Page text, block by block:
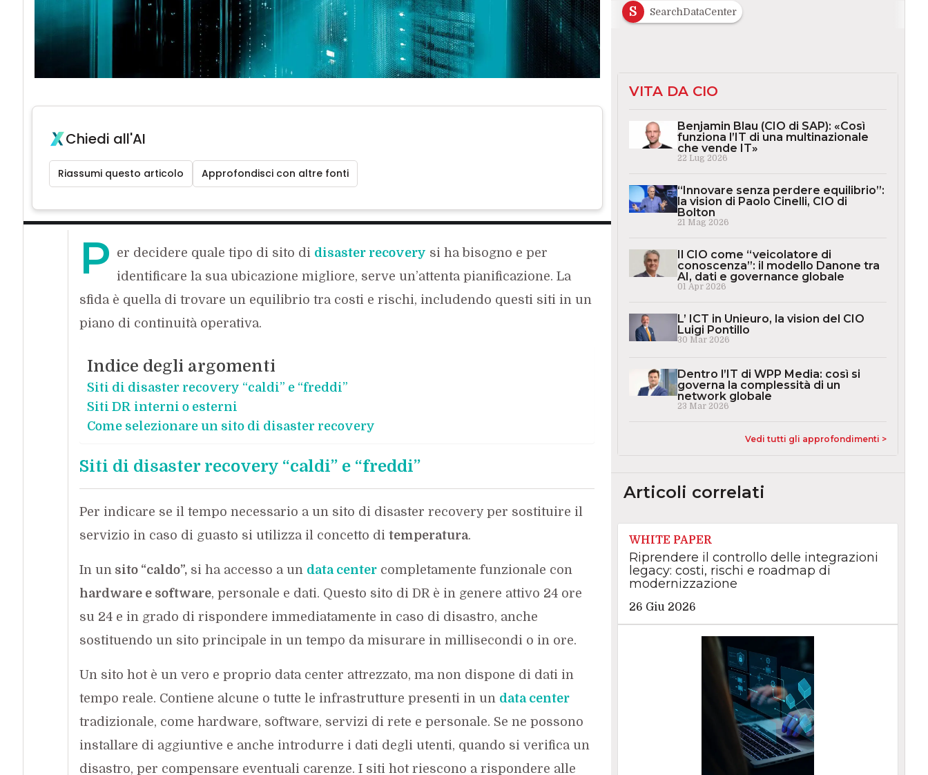
Chiedi all'AI
Riassumi questo articolo Approfondisci con altre fonti
P er decidere quale tipo di sito di disaster recovery si ha bisogno e per
identificare la sua ubicazione migliore, serve un’attenta pianificazione. La
sfida è quella di trovare un equilibrio tra costi e rischi, includendo questi siti in un
piano di continuità operativa.
Indice degli argomenti
Siti di disaster recovery “caldi” e “freddi”
Siti DR interni o esterni
Come selezionare un sito di disaster recovery
Siti di disaster recovery “caldi” e “freddi”
Per indicare se il tempo necessario a un sito di disaster recovery per sostituire il
servizio in caso di guasto si utilizza il concetto di temperatura.
In un sito “caldo”,si ha accesso a un data centercompletamente funzionale con
hardware e software, personale e dati. Questo sito di DR è in genere attivo 24 ore
su 24 e in grado di rispondere immediatamente in caso di disastro, anche
sostituendo un sito principale in un tempo da misurare in millisecondi o in ore.
Un sito hot è un vero e proprio data center attrezzato, ma non dispone di dati in
tempo reale. Contiene alcune o tutte le infrastrutture presenti in un data center
tradizionale, come hardware, software, servizi di rete e personale. Se ne possono
installare di aggiuntive e anche introdurre i dati degli utenti, quando si verifica un
disastro, per compensare eventuali carenze. I siti hot riescono a rispondere alle
S
SearchDataCenter
VITA DA CIO
Benjamin Blau (CIO di SAP): «Così
funziona l’IT di una multinazionale
che vende IT»
22 Lug 2026
“Innovare senza perdere equilibrio”:
la vision di Paolo Cinelli, CIO di
Bolton
21 Mag 2026
Il CIO come “veicolatore di
conoscenza”: il modello Danone tra
AI, dati e governance globale
01 Apr 2026
L’ ICT in Unieuro, la vision del CIO
Luigi Pontillo
30 Mar 2026
Dentro l’IT di WPP Media: così si
governa la complessità di un
network globale
23 Mar 2026
Vedi tutti gli approfondimenti >
Articoli correlati
WHITE PAPER
Riprendere il controllo delle integrazioni
legacy: costi, rischi e roadmap di
modernizzazione
26 Giu 2026